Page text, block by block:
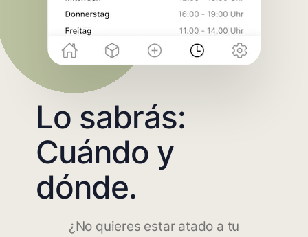
Lo sabrás:
Cuándo y
dónde.
¿No quieres estar atado a tu